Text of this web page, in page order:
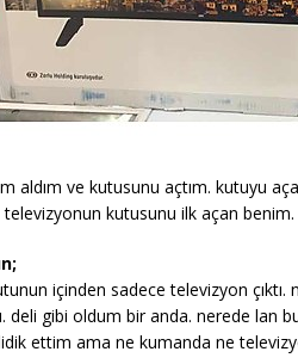
aldım ve kutusunu açtım. kutuyu
televizyonun kutusunu ilk açan benim.
içinden sadece televizyon
deli gibi oldum bir anda. nerede
ettim ama ne kumanda ne